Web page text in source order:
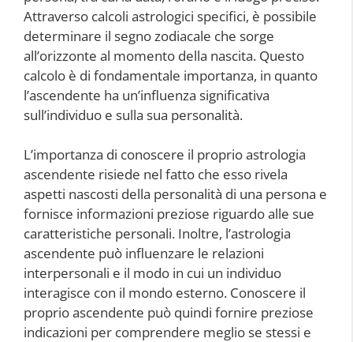
Attraverso calcoli astrologici specifici, è possibile
determinare il segno zodiacale che sorge
all’orizzonte al momento della nascita. Questo
calcolo è di fondamentale importanza, in quanto
l’ascendente ha un’influenza significativa
sull’individuo e sulla sua personalità.
L’importanza di conoscere il proprio astrologia
ascendente risiede nel fatto che esso rivela
aspetti nascosti della personalità di una persona e
fornisce informazioni preziose riguardo alle sue
caratteristiche personali. Inoltre, l’astrologia
ascendente può influenzare le relazioni
interpersonali e il modo in cui un individuo
interagisce con il mondo esterno. Conoscere il
proprio ascendente può quindi fornire preziose
indicazioni per comprendere meglio se stessi e